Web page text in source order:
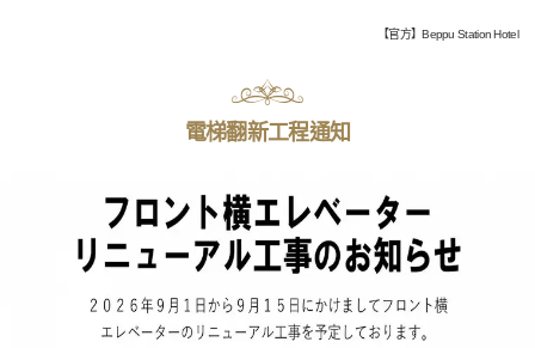
【官方】Beppu Station Hotel
電梯翻新工程通知